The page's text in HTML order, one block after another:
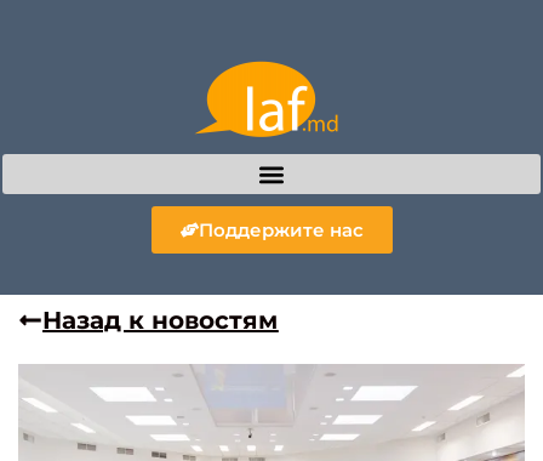
Поддержите нас
Назад к новостям